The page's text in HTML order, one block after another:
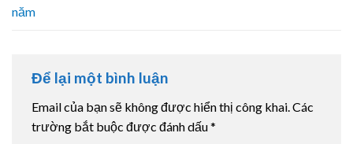
năm
Để lại một bình luận
Email của bạn sẽ không được hiển thị công khai.Các
trường bắt buộc được đánh dấu*